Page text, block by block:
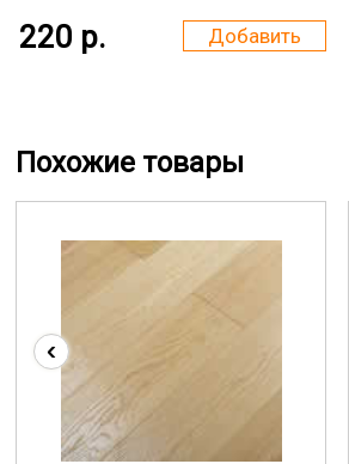
220 р. Добавить
Похожие товары
‹